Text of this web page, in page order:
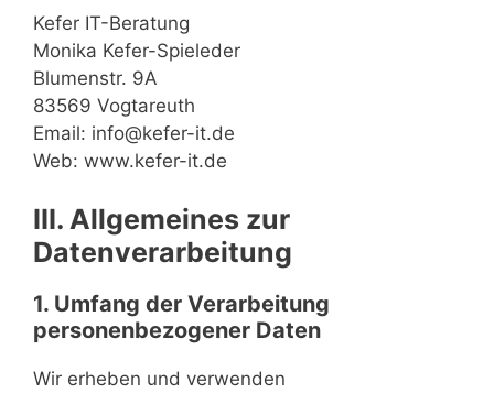
Kefer IT-Beratung
Monika Kefer-Spieleder
Blumenstr. 9A
83569 Vogtareuth
Email: info@kefer-it.de
Web: www.kefer-it.de
III. Allgemeines zur
Datenverarbeitung
1. Umfang der Verarbeitung
personenbezogener Daten
Wir erheben und verwenden